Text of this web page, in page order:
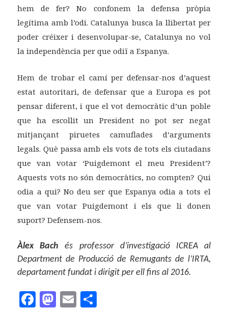
hem de fer? No confonem la defensa pròpia
legítima amb l’odi. Catalunya busca la llibertat per
poder créixer i desenvolupar-se, Catalunya no vol
la independència per que odiï a Espanya.
Hem de trobar el camí per defensar-nos d’aquest
estat autoritari, de defensar que a Europa es pot
pensar diferent, i que el vot democràtic d’un poble
que ha escollit un President no pot ser negat
mitjançant piruetes camuflades d’arguments
legals. Què passa amb els vots de tots els ciutadans
que van votar ‘Puigdemont el meu President’?
Aquests vots no són democràtics, no compten? Qui
odia a qui? No deu ser que Espanya odia a tots el
que van votar Puigdemont i els que li donen
suport? Defensem-nos.
Àlex Bach és professor d’investigació ICREA al
Department de Producció de Remugants de l’IRTA,
departament fundat i dirigit per ell fins al 2016.
F M E